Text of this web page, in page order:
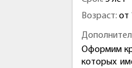
Возраст: от
Оформим
которых